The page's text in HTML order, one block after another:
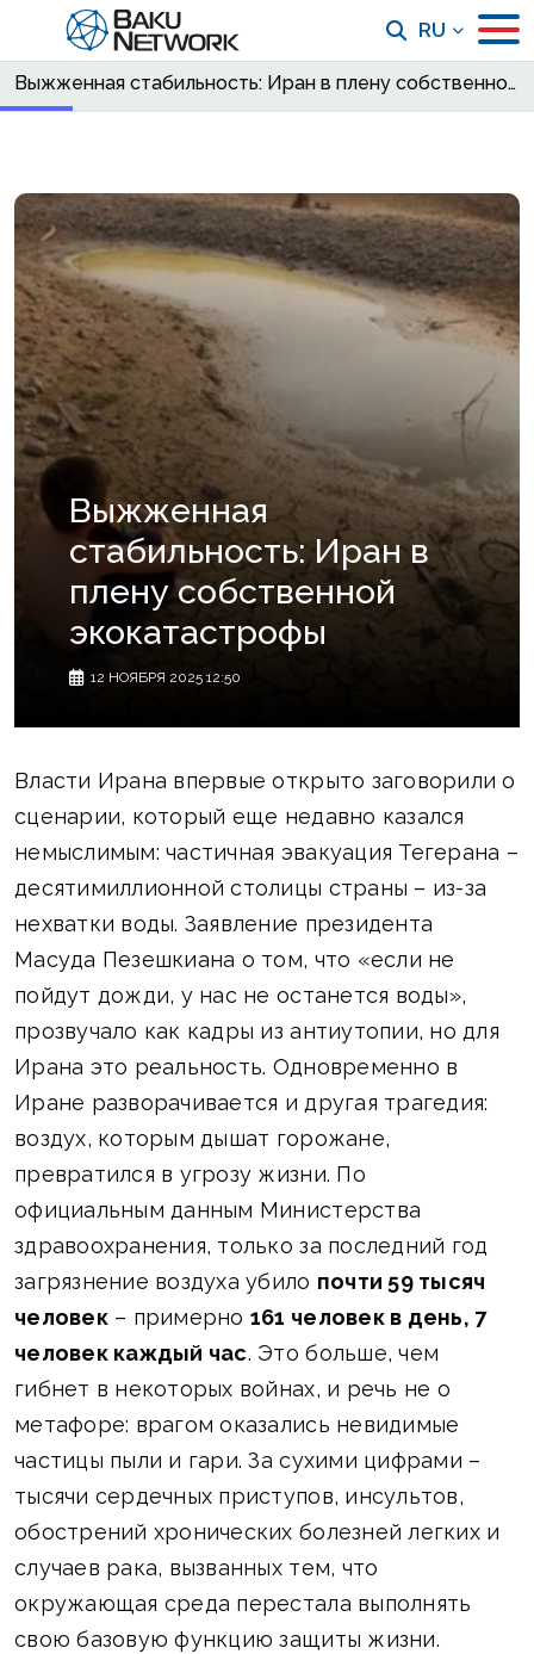
RU
Выжженная стабильность: Иран в плену собственной экокатастрофы
Выжженная
стабильность: Иран в
плену собственной
экокатастрофы
12 НОЯБРЯ 2025 12:50
Власти Ирана впервые открыто заговорили о
сценарии, который еще недавно казался
немыслимым: частичная эвакуация Тегерана –
десятимиллионной столицы страны – из-за
нехватки воды. Заявление президента
Масуда Пезешкиана о том, что «если не
пойдут дожди, у нас не останется воды»,
прозвучало как кадры из антиутопии, но для
Ирана это реальность. Одновременно в
Иране разворачивается и другая трагедия:
воздух, которым дышат горожане,
превратился в угрозу жизни. По
официальным данным Министерства
здравоохранения, только за последний год
загрязнение воздуха убило почти 59 тысяч
человек– примерно 161 человек в день, 7
человек каждый час. Это больше, чем
гибнет в некоторых войнах, и речь не о
метафоре: врагом оказались невидимые
частицы пыли и гари. За сухими цифрами –
тысячи сердечных приступов, инсультов,
обострений хронических болезней легких и
случаев рака, вызванных тем, что
окружающая среда перестала выполнять
свою базовую функцию защиты жизни.